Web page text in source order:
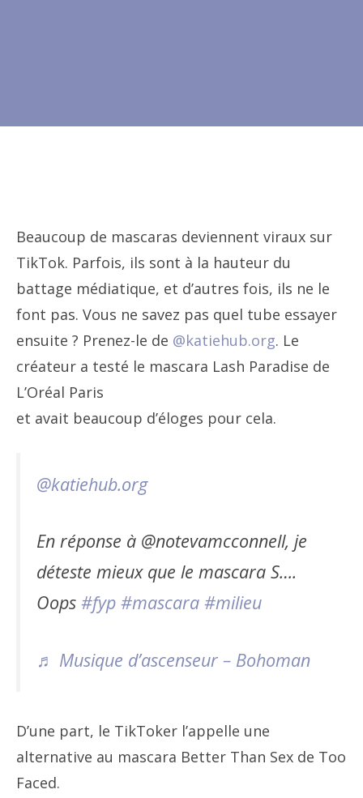
Beaucoup de mascaras deviennent viraux sur
TikTok. Parfois, ils sont à la hauteur du
battage médiatique, et d’autres fois, ils ne le
font pas. Vous ne savez pas quel tube essayer
ensuite ? Prenez-le de @katiehub.org. Le
créateur a testé le mascara Lash Paradise de
L’Oréal Paris
et avait beaucoup d’éloges pour cela.
@katiehub.org
En réponse à @notevamcconnell, je
déteste mieux que le mascara S….
Oops #fyp #mascara #milieu
♬ Musique d’ascenseur – Bohoman
D’une part, le TikToker l’appelle une
alternative au mascara Better Than Sex de Too
Faced.